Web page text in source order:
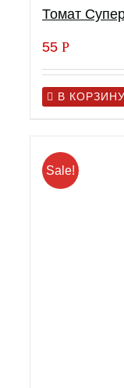
Томат
55 Р
В КОРЗИНУ
Sale!